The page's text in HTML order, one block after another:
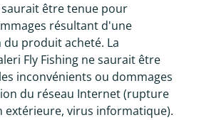
saurait être tenue pour
résultant d'une
produit acheté. La
Fly Fishing ne saurait être
inconvénients ou dommages
du réseau Internet (rupture
extérieure, virus informatique).